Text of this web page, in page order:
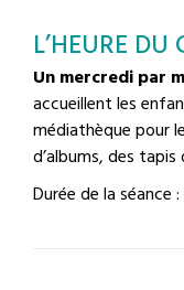
L’HEURE DU
Un mercredi par
accueillent les
médiathèque pour
d’albums, des
Durée de la séance